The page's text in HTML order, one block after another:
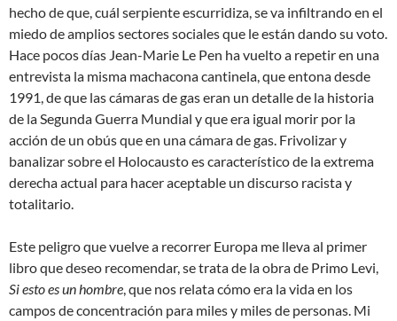
hecho de que, cuál serpiente escurridiza, se va infiltrando en el
miedo de amplios sectores sociales que le están dando su voto.
Hace pocos días Jean-Marie Le Pen ha vuelto a repetir en una
entrevista la misma machacona cantinela, que entona desde
1991, de que las cámaras de gas eran un detalle de la historia
de la Segunda Guerra Mundial y que era igual morir por la
acción de un obús que en una cámara de gas. Frivolizar y
banalizar sobre el Holocausto es característico de la extrema
derecha actual para hacer aceptable un discurso racista y
totalitario.
Este peligro que vuelve a recorrer Europa me lleva al primer
libro que deseo recomendar, se trata de la obra de Primo Levi,
Si esto es un hombre, que nos relata cómo era la vida en los
campos de concentración para miles y miles de personas. Mi